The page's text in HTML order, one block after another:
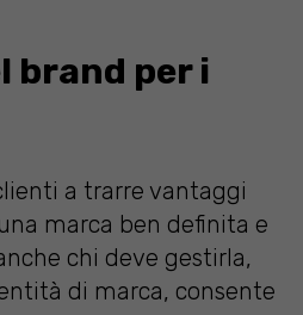
brand per i
a trarre vantaggi
marca ben definita e
chi deve gestirla,
di marca, consente